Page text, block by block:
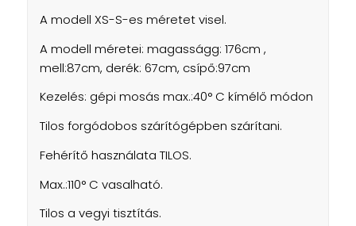
A modell XS-S-es méretet visel.
A modell méretei: magasságg: 176cm ,
mell:87cm, derék: 67cm, csípő:97cm
Kezelés: gépi mosás max.:40° C kímélő módon
Tilos forgódobos szárítógépben szárítani.
Fehérítő használata TILOS.
Max.:110° C vasalható.
Tilos a vegyi tisztítás.